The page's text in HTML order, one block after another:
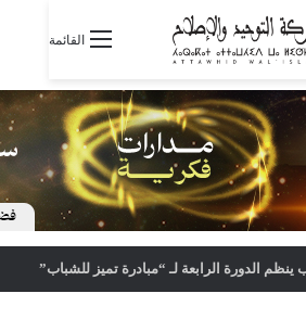
القائمة
الدورة الرابعة لـ “مبادرة تميز للشباب”